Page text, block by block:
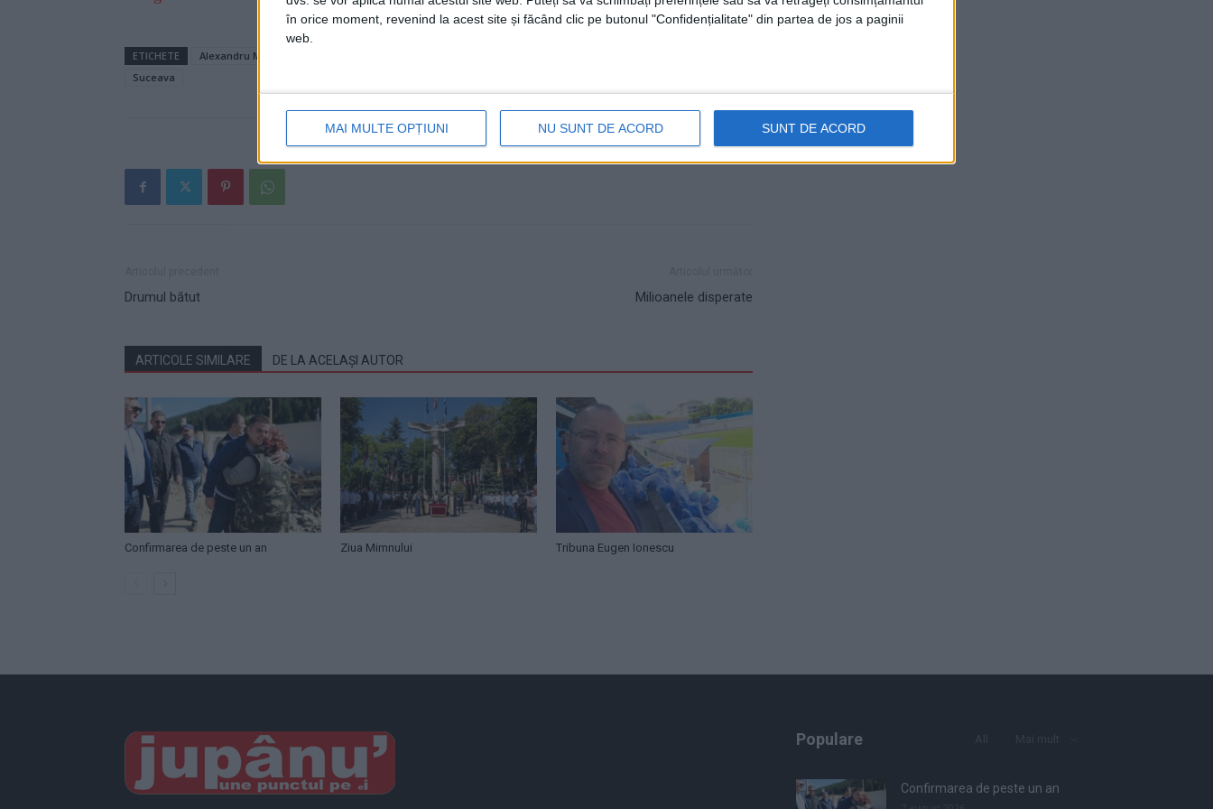
în orice moment, revenind la acest site și făcând clic pe butonul "Confidențialitate" din partea de jos a paginii
web.
MAI MULTE OPȚIUNI NU SUNT DE ACORD SUNT DE ACORD
ETICHETE Alexandru Moldovan
Suceava
Drumul bătut Milioanele disperate
ARTICOLE SIMILARE DE LA ACELAȘI AUTOR
Confirmarea de peste un an Ziua Mimnului Tribuna Eugen Ionescu
Populare
Confirmarea de peste un an